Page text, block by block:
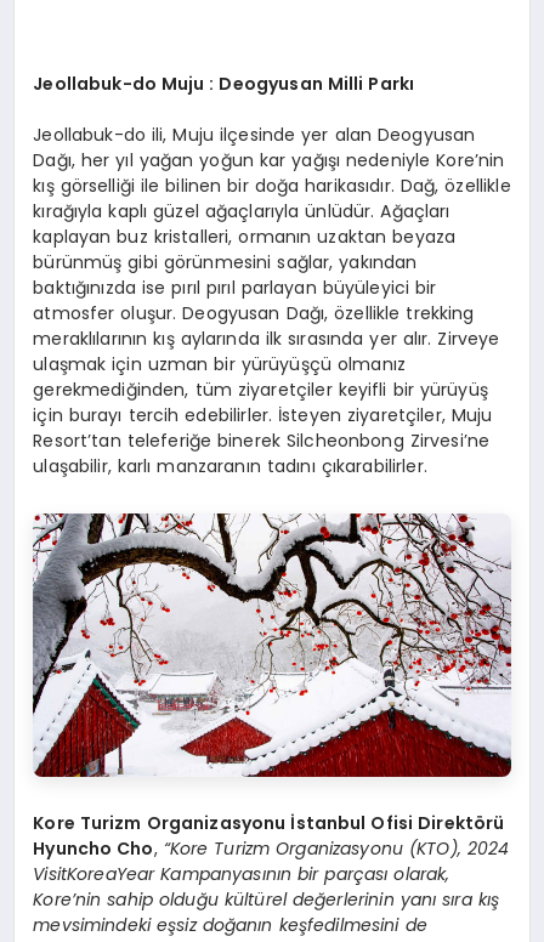
Jeollabuk-do Muju : Deogyusan Milli Parkı
Jeollabuk-do ili, Muju ilçesinde yer alan Deogyusan
Dağı, her yıl yağan yoğun kar yağışı nedeniyle Kore’nin
kış görselliği ile bilinen bir doğa harikasıdır. Dağ, özellikle
kırağıyla kaplı güzel ağaçlarıyla ünlüdür. Ağaçları
kaplayan buz kristalleri, ormanın uzaktan beyaza
bürünmüş gibi görünmesini sağlar, yakından
baktığınızda ise pırıl pırıl parlayan büyüleyici bir
atmosfer oluşur. Deogyusan Dağı, özellikle trekking
meraklılarının kış aylarında ilk sırasında yer alır. Zirveye
ulaşmak için uzman bir yürüyüşçü olmanız
gerekmediğinden, tüm ziyaretçiler keyifli bir yürüyüş
için burayı tercih edebilirler. İsteyen ziyaretçiler, Muju
Resort’tan teleferiğe binerek Silcheonbong Zirvesi’ne
ulaşabilir, karlı manzaranın tadını çıkarabilirler.
Kore Turizm Organizasyonu İstanbul Ofisi Direktörü
Hyuncho Cho, “Kore Turizm Organizasyonu (KTO), 2024
VisitKoreaYear Kampanyasının bir parçası olarak,
Kore’nin sahip olduğu kültürel değerlerinin yanı sıra kış
mevsimindeki eşsiz doğanın keşfedilmesini de